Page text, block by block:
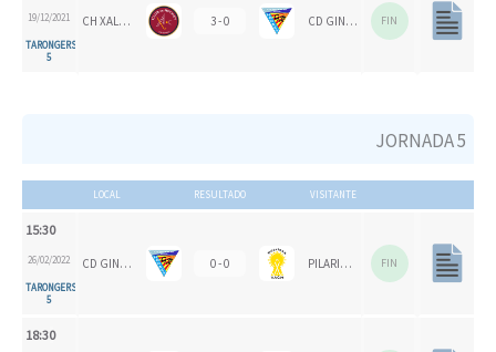
19/12/2021
TARONGERS
5
CH XALOC 3 - 0 CD GINER DE LOS RÍOS FIN
JORNADA 5
LOCAL RESULTADO VISITANTE
15:30
26/02/2022
TARONGERS
5
CD GINER DE LOS RÍOS 0 - 0 PILARICAS FIN
18:30